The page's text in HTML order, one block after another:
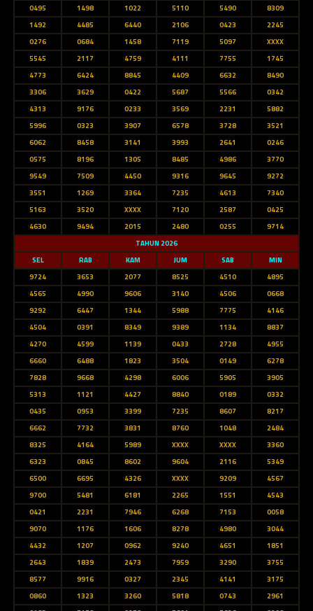
0495
1498 1022 5110 5490
8309
1492
4485 6440 2106 0423
2245
0276
0684 1458 7119 5097
XXXX
5545
2117 4759 4111 7755
1745
4773
6424 8845 4409 6632
8490
3306
3629 0422 5687 5566
0342
4313
9176 0233 3569 2231
5882
5996
0323 3907 6578 3728
3521
6062
8458 3141 3993 2641
0246
0575
8196 1305 8485 4986
3770
9549
7509 4450 9316 9645
9272
3551
1269 3364 7235 4613
7340
5163
3520 XXXX 7120 2587
0425
4630
9494 2015 2480 0255
9714
TAHUN 2026
SEL
RAB KAM JUM SAB
MIN
9724
3653 2077 8525 4510
4895
4565
4990 9606 3140 4506
0668
9292
6447 1344 5988 7775
4146
4504
0391 8349 9389 1134
8837
4270
4599 1139 0433 2728
4955
6660
6488 1823 3504 0149
6278
7828
9668 4298 6006 5905
3905
5313
1121 4427 8840 0189
0332
0435
0953 3399 7235 8607
8217
6662
7732 3831 8760 1048
2484
8325
4164 5989 XXXX XXXX
3360
6323
0845 8602 9604 2116
5349
6500
6695 4326 XXXX 9209
4567
9700
5481 6181 2265 1551
4543
0421
2231 7946 6268 7153
0058
9070
1176 1606 8278 4980
3044
4432
1207 0962 9240 4651
1851
2643
1839 2473 7959 3290
3755
8577
9916 0327 2345 4141
3175
0860
1323 3260 5818 0743
2961